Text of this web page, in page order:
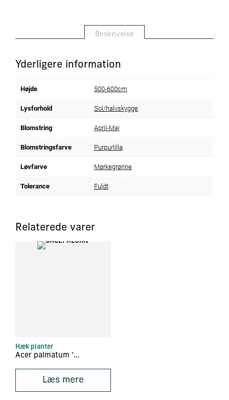
Beskrivelse
Yderligere information
Højde 500-600cm
Lysforhold Sol/halvskygge
Blomstring April-Maj
Blomstringsfarve Purpurlilla
Løvfarve Mørkegrønne
Tolerance Fuldt
Relaterede varer
Hæk planter
Acer palmatum ‘Ornatum’
Læs mere